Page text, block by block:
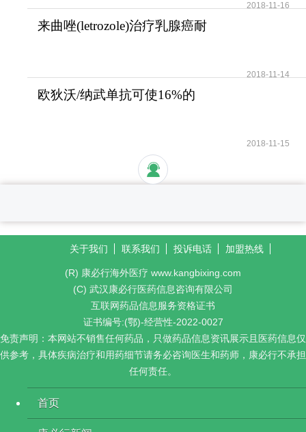
2018-11-16
来曲唑(letrozole)治疗乳腺癌耐
2018-11-14
欧狄沃/纳武单抗可使16%的
2018-11-15
关于我们 联系我们 投诉电话 加盟热线
(R) 康必行海外医疗 www.kangbixing.com
(C) 武汉康必行医药信息咨询有限公司
互联网药品信息服务资格证书
证书编号:(鄂)-经营性-2022-0027
免责声明：本网站不销售任何药品，只做药品信息资讯展示且医药信息仅
供参考，具体疾病治疗和用药细节请务必咨询医生和药师，康必行不承担
任何责任。
首页